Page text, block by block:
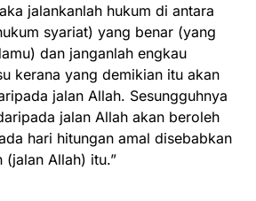
jalankanlah hukum di antara
syariat) yang benar (yang
dan janganlah engkau
kerana yang demikian itu akan
jalan Allah. Sesungguhnya
jalan Allah akan beroleh
hari hitungan amal disebabkan
(jalan Allah) itu.”